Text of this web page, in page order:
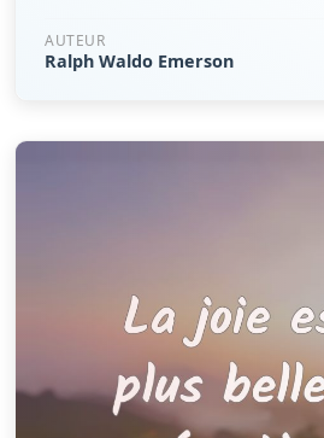
AUTEUR
Ralph Waldo Emerson